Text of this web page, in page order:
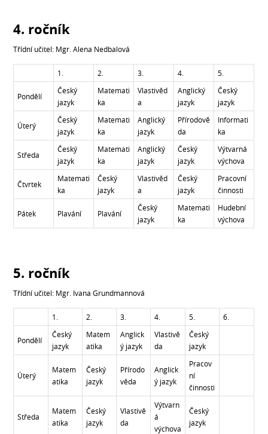
4. ročník
Třídní učitel: Mgr. Alena Nedbalová
1. 2. 3. 4. 5.
Pondělí
Český
jazyk
Matemati
ka
Vlastivěd
a
Anglický
jazyk
Český
jazyk
Úterý
Český
jazyk
Matemati
ka
Anglický
jazyk
Přírodově
da
Informati
ka
Středa
Český
jazyk
Matemati
ka
Anglický
jazyk
Český
jazyk
Výtvarná
výchova
Čtvrtek
Matemati
ka
Český
jazyk
Vlastivěd
a
Český
jazyk
Pracovní
činnosti
Pátek Plavání Plavání
Český
jazyk
Matemati
ka
Hudební
výchova
5. ročník
Třídní učitel: Mgr. Ivana Grundmannová
1. 2. 3. 4. 5. 6.
Pondělí
Český
jazyk
Matem
atika
Anglick
ý jazyk
Vlastivě
da
Český
jazyk
Úterý
Matem
atika
Český
jazyk
Přírodo
věda
Anglick
ý jazyk
Pracov
ní
činnosti
Středa
Matem
atika
Český
jazyk
Vlastivě
da
Výtvarn
á
výchova
Český
jazyk